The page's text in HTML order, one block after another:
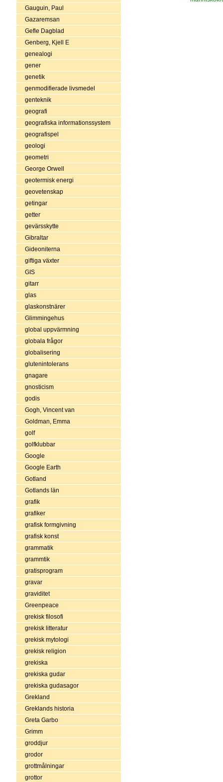
Gauguin, Paul
Gazaremsan
Gefle Dagblad
Genberg, Kjell E
genealogi
gener
genetik
genmodifierade livsmedel
genteknik
geografi
geografiska informationssystem
geografispel
geologi
geometri
George Orwell
geotermisk energi
geovetenskap
getingar
getter
gevärsskytte
Gibraltar
Gideoniterna
giftiga växter
GIS
gitarr
glas
glaskonstnärer
Glimmingehus
global uppvärmning
globala frågor
globalisering
glutenintolerans
gnagare
gnosticism
godis
Gogh, Vincent van
Goldman, Emma
golf
golfklubbar
Google
Google Earth
Gotland
Gotlands län
grafik
grafiker
grafisk formgivning
grafisk konst
grammatik
grammtik
gratisprogram
gravar
graviditet
Greenpeace
grekisk filosofi
grekisk litteratur
grekisk mytologi
grekisk religion
grekiska
grekiska gudar
grekiska gudasagor
Grekland
Greklands historia
Greta Garbo
Grimm
groddjur
grodor
grottmålningar
grottor